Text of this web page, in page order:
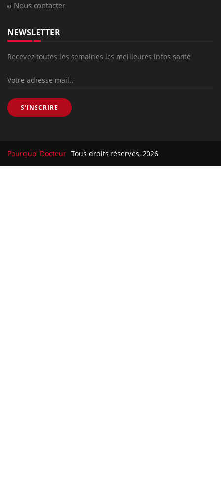
Nous contacter
NEWSLETTER
Recevez toutes les semaines les meilleures infos santé
S'INSCRIRE
Pourquoi Docteur Tous droits réservés, 2026